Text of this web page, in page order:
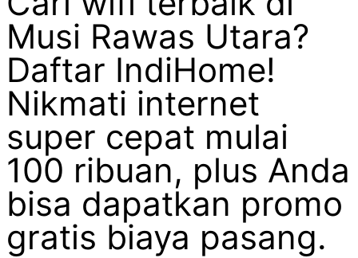
Musi Rawas Utara?
Daftar IndiHome!
Nikmati internet
super cepat mulai
100 ribuan, plus Anda
bisa dapatkan promo
gratis biaya pasang.